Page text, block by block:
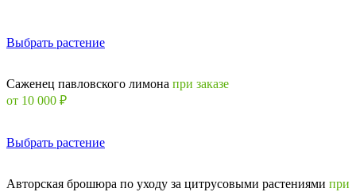
Выбрать растение
Саженец павловского лимона при заказе
от 10 000 ₽
Выбрать растение
Авторская брошюра по уходу за цитрусовыми растениями при